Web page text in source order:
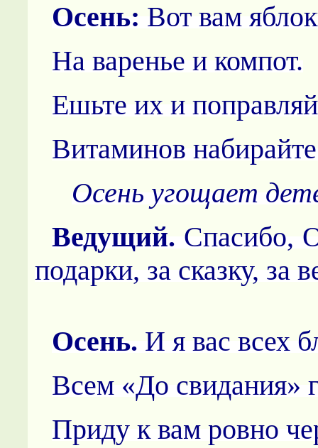
Осень: Вот вам
На варенье и компот.
Ешьте их и
Витаминов
Осень угощает
Ведущий. Спасибо,
подарки, за сказку, за
Осень. И я вас всех
Всем «До свидания»
Приду к вам ровно